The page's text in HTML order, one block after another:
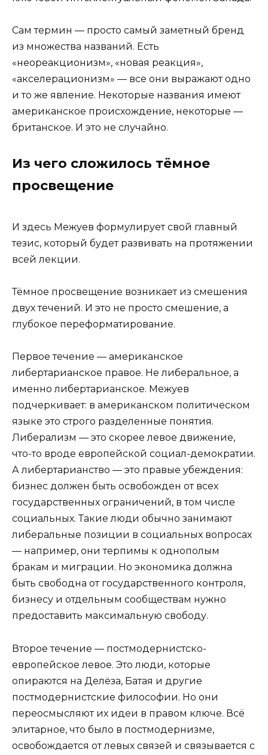
Сам термин — просто самый заметный бренд
из множества названий. Есть
«неореакционизм», «новая реакция»,
«акселерационизм» — все они выражают одно
и то же явление. Некоторые названия имеют
американское происхождение, некоторые —
британское. И это не случайно.
Из чего сложилось тёмное
просвещение
И здесь Межуев формулирует свой главный
тезис, который будет развивать на протяжении
всей лекции.
Тёмное просвещение возникает из смешения
двух течений. И это не просто смешение, а
глубокое переформатирование.
Первое течение — американское
либертарианское правое. Не либеральное, а
именно либертарианское. Межуев
подчеркивает: в американском политическом
языке это строго разделенные понятия.
Либерализм — это скорее левое движение,
что-то вроде европейской социал-демократии.
А либертарианство — это правые убеждения:
бизнес должен быть освобожден от всех
государственных ограничений, в том числе
социальных. Такие люди обычно занимают
либеральные позиции в социальных вопросах
— например, они терпимы к однополым
бракам и миграции. Но экономика должна
быть свободна от государственного контроля,
бизнесу и отдельным сообществам нужно
предоставить максимальную свободу.
Второе течение — постмодернистско-
европейское левое. Это люди, которые
опираются на Делёза, Батая и другие
постмодернистские философии. Но они
переосмысляют их идеи в правом ключе. Всё
элитарное, что было в постмодернизме,
освобождается от левых связей и связывается с